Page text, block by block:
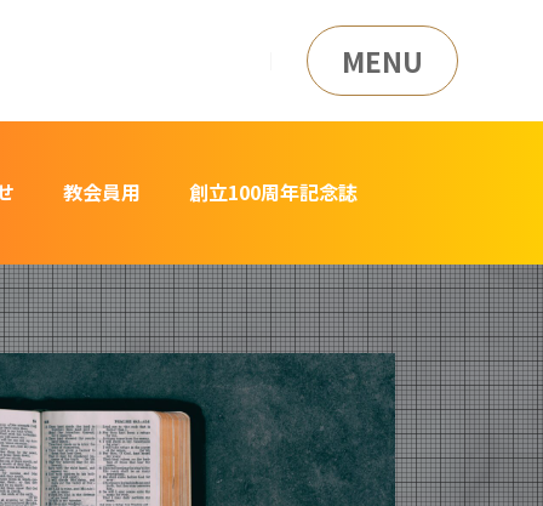
MENU
教会員用 創立100周年記念誌